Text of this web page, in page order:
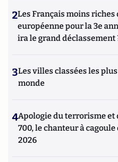
2Les Français moins riches
européenne pour la 3e
ira le grand déclassement
3Les villes classées les
monde
4Apologie du terrorisme et
700, le chanteur à cagoule
2026